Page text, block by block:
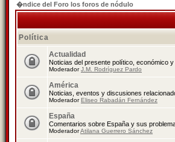
�ndice del Foro los foros de nódulo
Política
Actualidad
Noticias del presente político, económico y
ModeradorJ.M. Rodríguez Pardo
América
Noticias, eventos y discusiones
ModeradorEliseo Rabadán Fernández
España
Comentarios sobre España y sus
ModeradorAtilana Guerrero Sánchez